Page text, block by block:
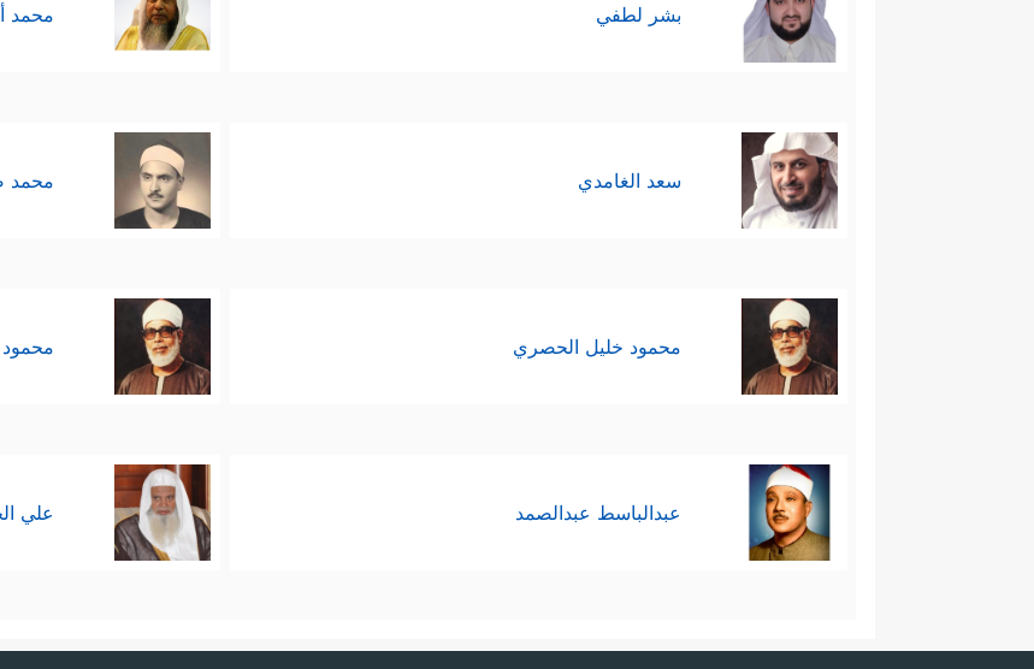
بشر لطفي محمد
سعد الغامدي محمد
محمود خليل الحصري
عبدالباسط عبدالصمد علي